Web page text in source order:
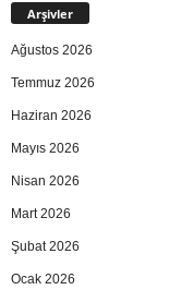
Arşivler
Ağustos 2026
Temmuz 2026
Haziran 2026
Mayıs 2026
Nisan 2026
Mart 2026
Şubat 2026
Ocak 2026